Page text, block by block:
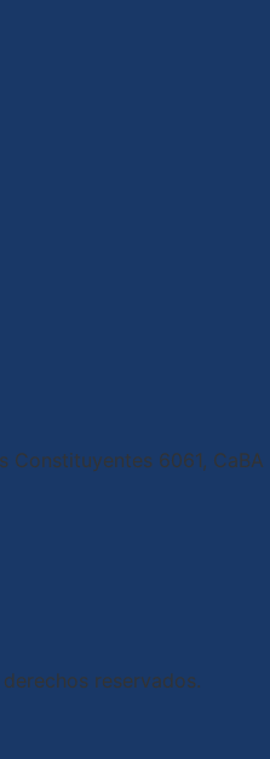
Constituyentes 6061, CaBA
reservados.